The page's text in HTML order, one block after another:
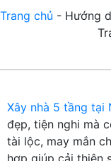
Trang chủ - Hướng
Xây nhà 5 tầng tại
đẹp, tiện nghi mà
tài lộc, may mắn
hợp giúp cải thiện